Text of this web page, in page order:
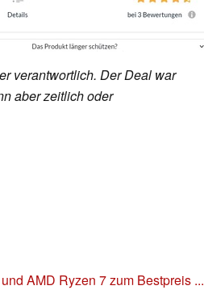
verantwortlich. Der Deal war
aber zeitlich oder
AMD Ryzen 7 zum Bestpreis ...